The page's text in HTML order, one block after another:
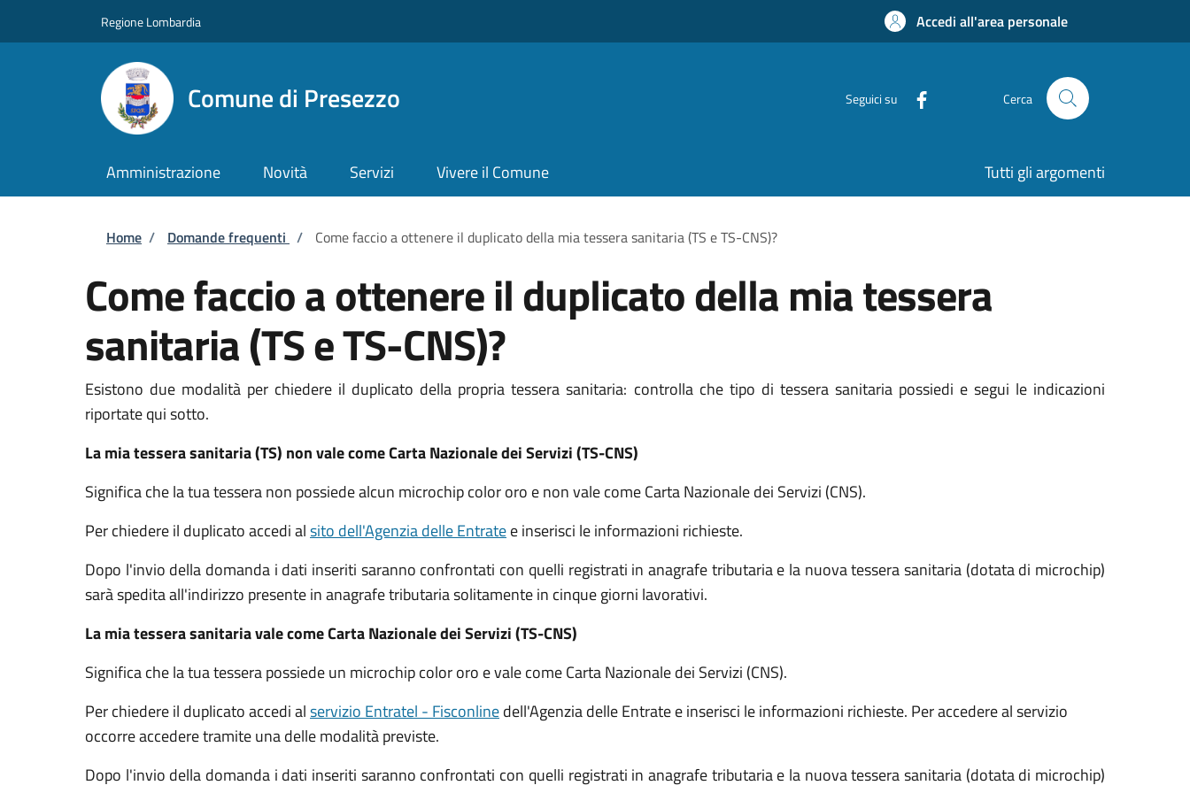
Regione Lombardia Accedi all'area personale
Comune di Presezzo Seguici su Cerca
Amministrazione Novità Servizi Vivere il Comune Tutti gli argomenti
Briciole di pane
Home / Domande frequenti / Come faccio a ottenere il duplicato della mia tessera sanitaria (TS e TS-CNS)?
Come faccio a ottenere il duplicato della mia tessera
sanitaria (TS e TS-CNS)?
Esistono due modalità per chiedere il duplicato della propria tessera sanitaria: controlla che tipo di tessera sanitaria possiedi e segui le indicazioni
riportate qui sotto.
La mia tessera sanitaria (TS) non vale come Carta Nazionale dei Servizi (TS-CNS)
Significa che la tua tessera non possiede alcun microchip color oro e non vale come Carta Nazionale dei Servizi (CNS).
Per chiedere il duplicato accedi alsito dell'Agenzia delle Entratee inserisci le informazioni richieste.
Dopo l'invio della domanda i dati inseriti saranno confrontati con quelli registrati in anagrafe tributaria e la nuova tessera sanitaria (dotata di microchip)
sarà spedita all'indirizzo presente in anagrafe tributaria solitamente in cinque giorni lavorativi.
La mia tessera sanitaria vale come Carta Nazionale dei Servizi (TS-CNS)
Significa che la tua tessera possiede un microchip color oro e vale come Carta Nazionale dei Servizi (CNS).
Per chiedere il duplicato accedi alservizio Entratel - Fisconlinedell'Agenzia delle Entrate e inserisci le informazioni richieste. Per accedere al servizio
occorre accedere tramite una delle modalità previste.
Dopo l'invio della domanda i dati inseriti saranno confrontati con quelli registrati in anagrafe tributaria e la nuova tessera sanitaria (dotata di microchip)